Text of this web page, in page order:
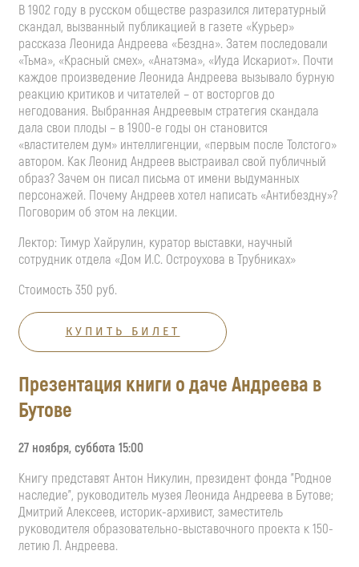
В 1902 году в русском обществе разразился литературный
скандал, вызванный публикацией в газете «Курьер»
рассказа Леонида Андреева «Бездна». Затем последовали
«Тьма», «Красный смех», «Анатэма», «Иуда Искариот». Почти
каждое произведение Леонида Андреева вызывало бурную
реакцию критиков и читателей – от восторгов до
негодования. Выбранная Андреевым стратегия скандала
дала свои плоды – в 1900-е годы он становится
«властителем дум» интеллигенции, «первым после Толстого»
автором. Как Леонид Андреев выстраивал свой публичный
образ? Зачем он писал письма от имени выдуманных
персонажей. Почему Андреев хотел написать «Антибездну»?
Поговорим об этом на лекции.
Лектор: Тимур Хайрулин, куратор выставки, научный
сотрудник отдела «Дом И.С. Остроухова в Трубниках»
Стоимость 350 руб.
КУПИТЬ БИЛЕТ
Презентация книги о даче Андреева в
Бутове
27 ноября, суббота 15:00
Книгу представят Антон Никулин, президент фонда "Родное
наследие", руководитель музея Леонида Андреева в Бутове;
Дмитрий Алексеев, историк-архивист, заместитель
руководителя образовательно-выставочного проекта к 150-
летию Л. Андреева.